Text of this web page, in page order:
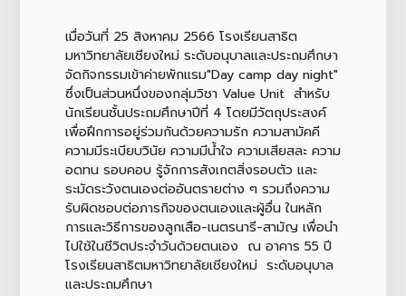
เมื่อวันที่ 25 สิงหาคม 2566 โรงเรียนสาธิต
มหาวิทยาลัยเชียงใหม่ ระดับอนุบาลและประถมศึกษา
จัดกิจกรรมเข้าค่ายพักแรม"Day camp day night"
ซึ่งเป็นส่วนหนึ่งของกลุ่มวิชา Value Unit สำหรับ
นักเรียนชั้นประถมศึกษาปีที่ 4 โดยมีวัตถุประสงค์
เพื่อฝึกการอยู่ร่วมกันด้วยความรัก ความสามัคคี
ความมีระเบียบวินัย ความมีน้ำใจ ความเสียสละ ความ
อดทน รอบคอบ รู้จักการสังเกตสิ่งรอบตัว และ
ระมัดระวังตนเองต่ออันตรายต่าง ๆ รวมถึงความ
รับผิดชอบต่อภารกิจของตนเองและผู้อื่น ในหลัก
การและวิธีการของลูกเสือ-เนตรนารี-สามัญ เพื่อนำ
ไปใช้ในชีวิตประจำวันด้วยตนเอง ณ อาคาร 55 ปี
โรงเรียนสาธิตมหาวิทยาลัยเชียงใหม่ ระดับอนุบาล
และประถมศึกษา